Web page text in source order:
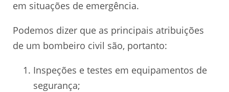
em situações de emergência.
Podemos dizer que as principais atribuições
de um bombeiro civil são, portanto:
Inspeções e testes em equipamentos de
segurança;